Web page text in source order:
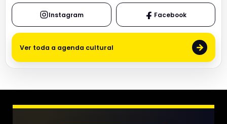
Instagram Facebook
Ver toda a agenda cultural →